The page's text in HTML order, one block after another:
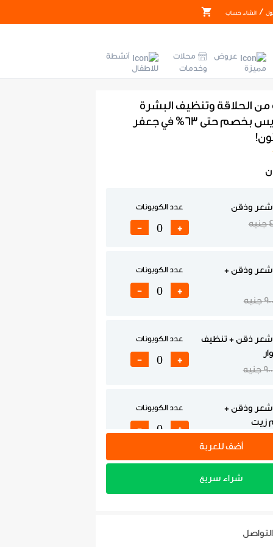
/ انشاء حساب
عروض
مميزة
محلات
وخدمات
أنشطة
للاطفال
من الحلاقة وتنظيف البشرة
والعناية بالعريس بخصم حتى 63% في جعفر
شعر وذقن عدد الكوبونات
+
-
شعر وذقن +
900 جنيه
عدد الكوبونات
+
-
شعر ذقن + تنظيف
900 جنيه
عدد الكوبونات
+
-
شعر وذقن +
زيت
عدد الكوبونات
+
-
شعر وذقن +
أضف للعربة
شراء سريع